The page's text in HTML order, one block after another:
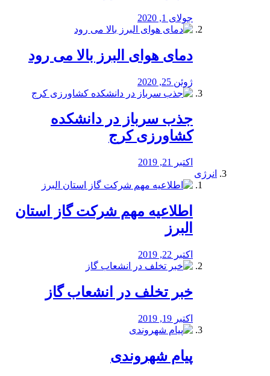
جولای 1, 2020
دمای هوای البرز بالا می رود
ژوئن 25, 2020
جذب سرباز در دانشکده
کشاورزی کرج
اکتبر 21, 2019
انرژی
️اطلاعیه مهم شرکت گاز استان
البرز
اکتبر 22, 2019
خبر تخلف در انشعاب گاز
اکتبر 19, 2019
پیام شهروندی